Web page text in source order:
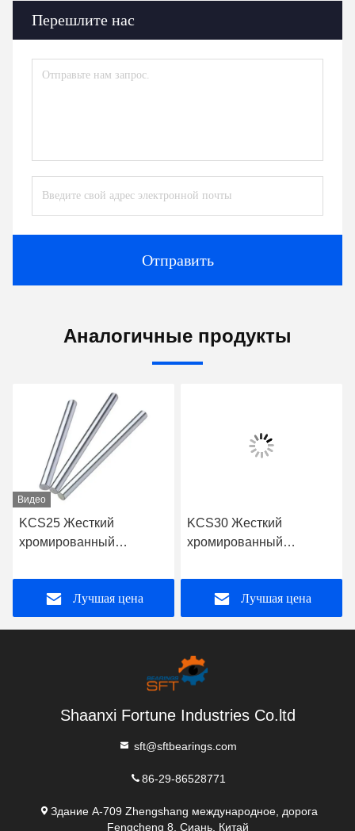
Перешлите нас
Отправить
Аналогичные продукты
Видео
KCS25 Жесткий
хромированный
выбор для
промышленных
применений
Лучшая цена
KCS30 Жесткий
хромированный
выбор для
промышленных
применений
Лучшая цена
Shaanxi Fortune Industries Co.ltd
sft@sftbearings.com
86-29-86528771
Здание A-709 Zhengshang международное, дорога
Fengcheng 8, Сиань, Китай